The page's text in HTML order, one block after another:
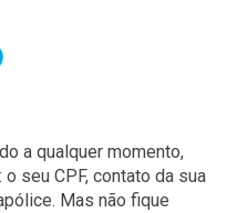
a qualquer momento,
seu CPF, contato da sua
Mas não fique